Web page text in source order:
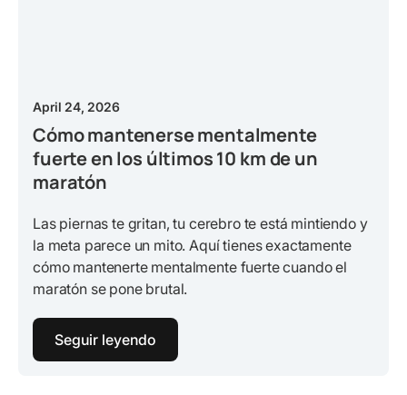
April 24, 2026
Cómo mantenerse mentalmente
fuerte en los últimos 10 km de un
maratón
Las piernas te gritan, tu cerebro te está mintiendo y
la meta parece un mito. Aquí tienes exactamente
cómo mantenerte mentalmente fuerte cuando el
maratón se pone brutal.
Seguir leyendo